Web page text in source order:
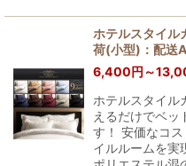
ホテルスタイル
荷(小型)：配送A
6,400円 ～
ホテルスタイル
えるだけでベッ
す！ 安価なコ
イルルームを実